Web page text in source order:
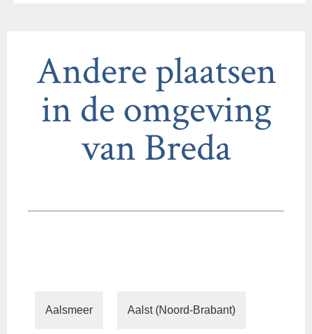
Andere plaatsen
in de omgeving
van Breda
Aalsmeer Aalst (Noord-Brabant)